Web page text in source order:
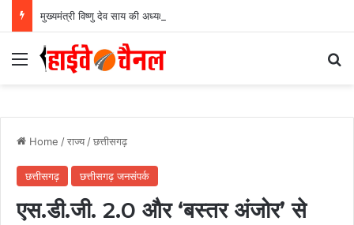
Menu
Home /राज्य /छत्तीसगढ़
छत्तीसगढ़ छत्तीसगढ़ जनसंपर्क
एस.डी.जी. 2.0 और ‘बस्तर अंजोर’ से